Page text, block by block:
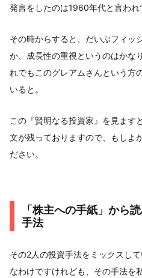
発言をしたのは1960年代と言われ
その時からすると、だいぶフィッ
か、成長性の重視というのはかな
れでもこのグレアムさんという方
いると。
この『賢明なる投資家』を見ます
文が残っておりますので、もしよ
ださい。
「株主への手紙」から
手法
その2人の投資手法をミックスし
なわけですけれども、その手法を